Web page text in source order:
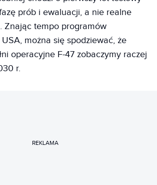
prób i ewaluacji, a nie realne
Znając tempo programów
można się spodziewać, że
operacyjne F-47 zobaczymy raczej
r.
REKLAMA